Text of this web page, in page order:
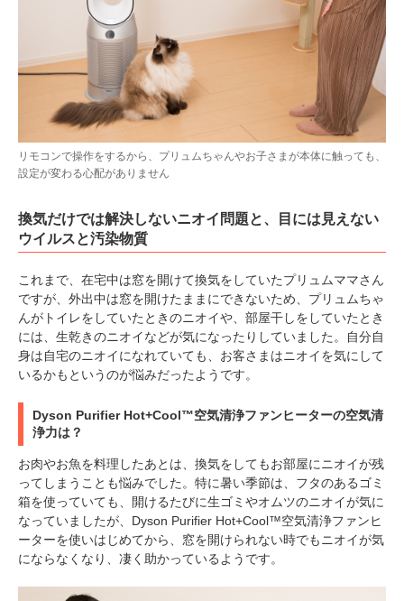
リモコンで操作をするから、プリュムちゃんやお子さまが本体に触っても、
設定が変わる心配がありません
換気だけでは解決しないニオイ問題と、目には見えない
ウイルスと汚染物質
これまで、在宅中は窓を開けて換気をしていたプリュムママさん
ですが、外出中は窓を開けたままにできないため、プリュムちゃ
んがトイレをしていたときのニオイや、部屋干しをしていたとき
には、生乾きのニオイなどが気になったりしていました。自分自
身は自宅のニオイになれていても、お客さまはニオイを気にして
いるかもというのが悩みだったようです。
Dyson Purifier Hot+Cool™空気清浄ファンヒーターの空気清
浄力は？
お肉やお魚を料理したあとは、換気をしてもお部屋にニオイが残
ってしまうことも悩みでした。特に暑い季節は、フタのあるゴミ
箱を使っていても、開けるたびに生ゴミやオムツのニオイが気に
なっていましたが、Dyson Purifier Hot+Cool™空気清浄ファンヒ
ーターを使いはじめてから、窓を開けられない時でもニオイが気
にならなくなり、凄く助かっているようです。